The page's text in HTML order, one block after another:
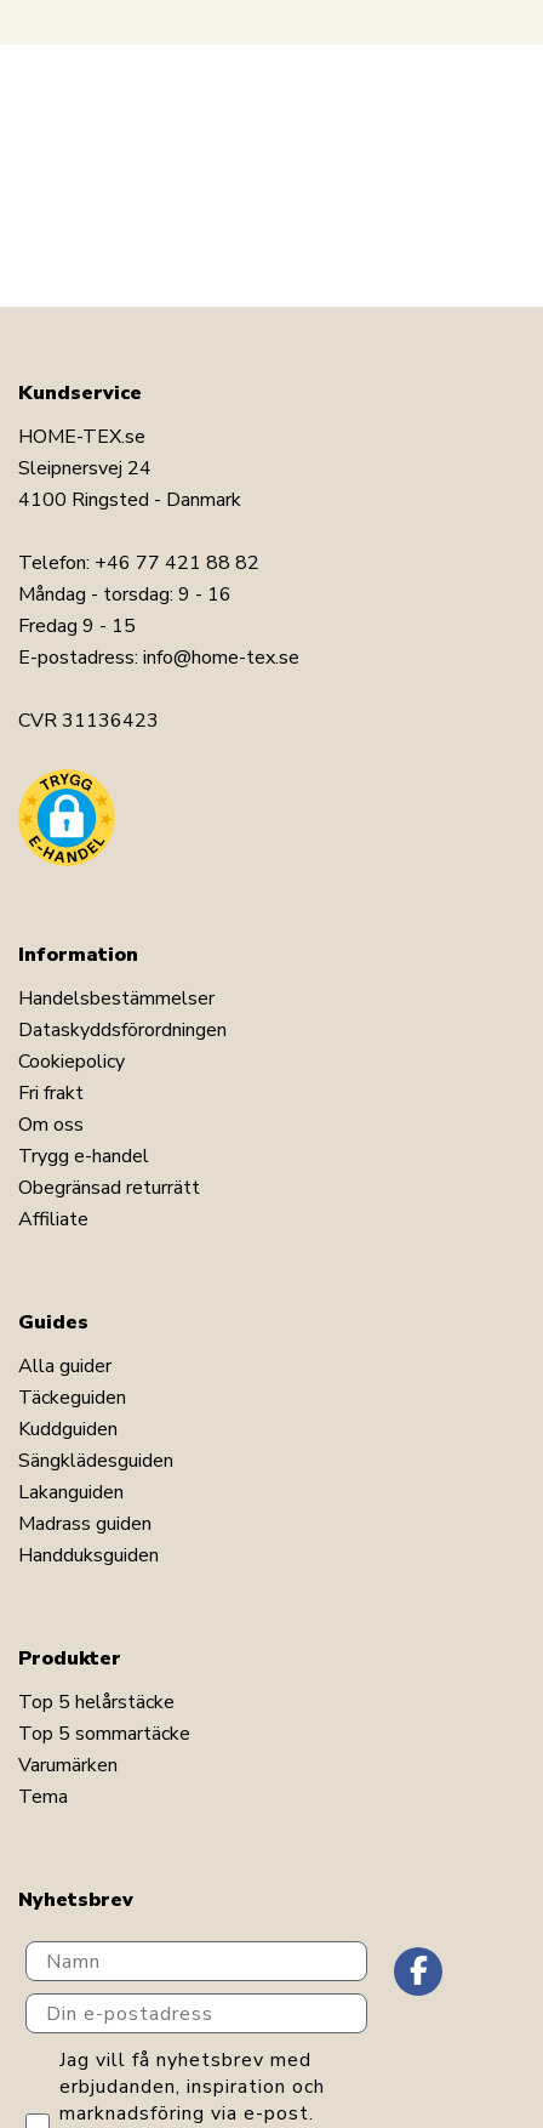
Kundservice
HOME-TEX.se
Sleipnersvej 24
4100 Ringsted - Danmark
Telefon: +46 77 421 88 82
Måndag - torsdag: 9 - 16
Fredag 9 - 15
E-postadress: info@home-tex.se
CVR 31136423
Information
Handelsbestämmelser
Dataskyddsförordningen
Cookiepolicy
Fri frakt
Om oss
Trygg e-handel
Obegränsad returrätt
Affiliate
Guides
Alla guider
Täckeguiden
Kuddguiden
Sängklädesguiden
Lakanguiden
Madrass guiden
Handduksguiden
Produkter
Top 5 helårstäcke
Top 5 sommartäcke
Varumärken
Tema
Nyhetsbrev
Navn
Din e-postadress
GDPR consent
Jag vill få nyhetsbrev med
erbjudanden, inspiration och
marknadsföring via e-post.